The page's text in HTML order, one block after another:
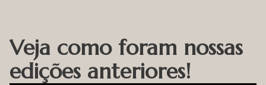
Veja como foram nossas
edições anteriores!